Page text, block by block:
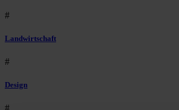
#
Landwirtschaft
#
Design